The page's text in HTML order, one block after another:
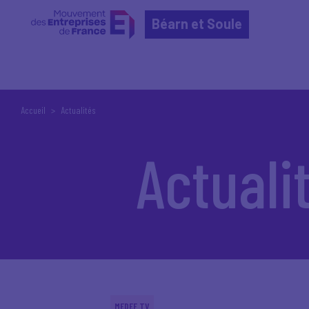
Béarn et Soule
Accueil Actualités
MEDEF TV